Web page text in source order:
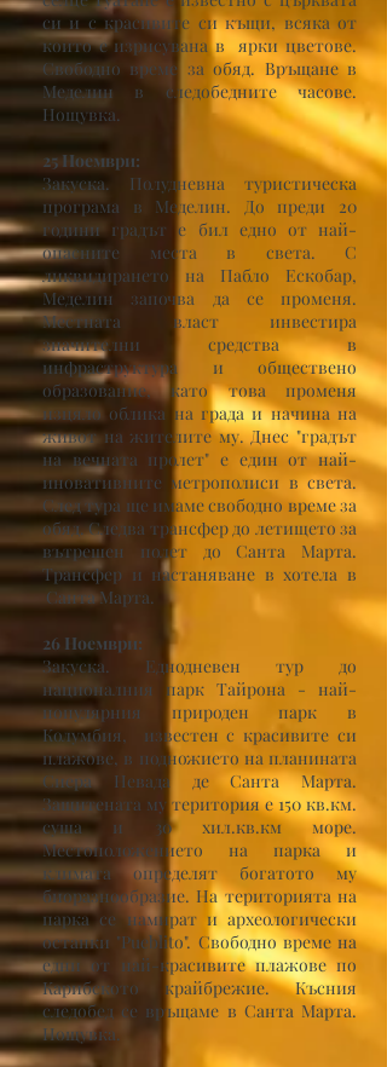
си и с красивите си къщи, всяка от
които е изрисувана в ярки цветове.
Свободно време за обяд. Връщане в
Меделин в следобедните часове.
Нощувка.
25 Ноември:
Закуска. Полудневна туристическа
програма в Меделин. До преди 20
години градът е бил едно от най-
опасните места в света. С
ликвидирането на Пабло Ескобар,
Меделин започва да се променя.
Местната власт инвестира
значителни средства в
инфраструктура и обществено
образование, като това променя
изцяло облика на града и начина на
живот на жителите му. Днес "градът
на вечната пролет" е един от най-
иновативните метрополиси в света.
След тура ще имаме свободно време за
обяд. Следва трансфер до летището за
вътрешен полет до Санта Марта.
Трансфер и настаняване в хотела в
Санта Марта.
26 Ноември:
Закуска. Еднодневен тур до
националния парк Тайрона - най-
популярния природен парк в
Колумбия, известен с красивите си
плажове, в подножието на планината
Сиера Невада де Санта Марта.
Защитената му територия е 150 кв.км.
суша и 30 хил.кв.км море.
Местоположението на парка и
климата определят богатото му
биоразнообразие. На територията на
парка се намират и археологически
останки "Pueblito". Свободно време на
едни от най-красивите плажове по
Карибското крайбрежие. Късния
следобед се връщаме в Санта Марта.
Нощувка.